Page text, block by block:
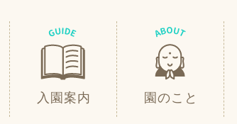
入園案内 園のこと